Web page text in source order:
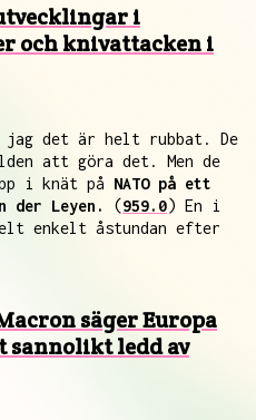
i
och knivattacken i
det är helt rubbat. De
att göra det. Men de
i knät på NATO på ett
der Leyen.
(959.0) En i
enkelt åstundan efter
säger Europa
ledd av